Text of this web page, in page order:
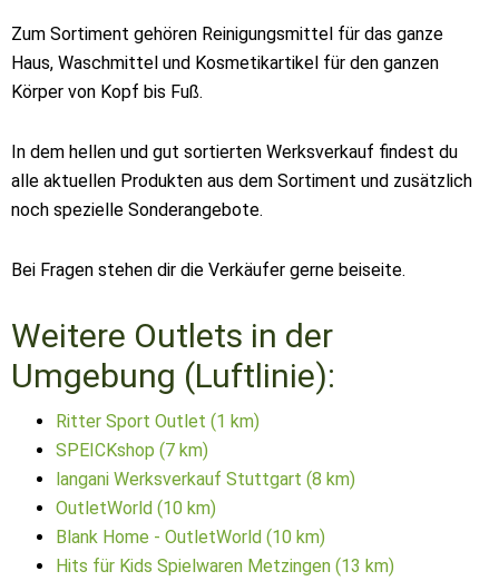
Zum Sortiment gehören Reinigungsmittel für das ganze
Haus, Waschmittel und Kosmetikartikel für den ganzen
Körper von Kopf bis Fuß.
In dem hellen und gut sortierten Werksverkauf findest du
alle aktuellen Produkten aus dem Sortiment und zusätzlich
noch spezielle Sonderangebote.
Bei Fragen stehen dir die Verkäufer gerne beiseite.
Weitere Outlets in der
Umgebung (Luftlinie):
Ritter Sport Outlet (1 km)
SPEICKshop (7 km)
langani Werksverkauf Stuttgart (8 km)
OutletWorld (10 km)
Blank Home - OutletWorld (10 km)
Hits für Kids Spielwaren Metzingen (13 km)